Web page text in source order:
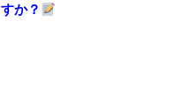
か？